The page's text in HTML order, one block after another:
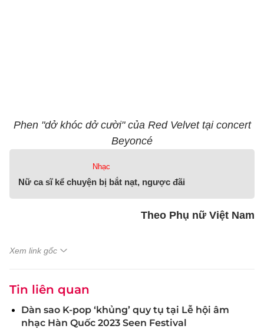
Phen "dở khóc dở cười" của Red Velvet tại concert
Beyoncé
Nhạc
Nữ ca sĩ kể chuyện bị bắt nạt, ngược đãi
Theo Phụ nữ Việt Nam
Xem link gốc
Tin liên quan
Dàn sao K-pop ‘khủng’ quy tụ tại Lễ hội âm
nhạc Hàn Quốc 2023 Seen Festival